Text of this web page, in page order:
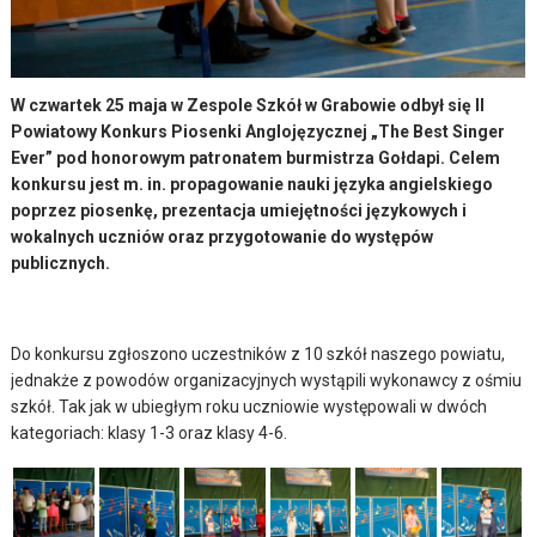
W czwartek 25 maja w Zespole Szkół w Grabowie odbył się II
Powiatowy Konkurs Piosenki Anglojęzycznej „The Best Singer
Ever” pod honorowym patronatem burmistrza Gołdapi. Celem
konkursu jest m. in. propagowanie nauki języka angielskiego
poprzez piosenkę, prezentacja umiejętności językowych i
wokalnych uczniów oraz przygotowanie do występów
publicznych.
Do konkursu zgłoszono uczestników z 10 szkół naszego powiatu,
jednakże z powodów organizacyjnych wystąpili wykonawcy z ośmiu
szkół. Tak jak w ubiegłym roku uczniowie występowali w dwóch
kategoriach: klasy 1-3 oraz klasy 4-6.